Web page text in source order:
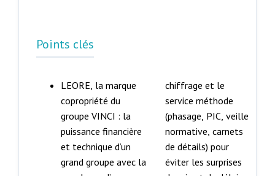
Points clés
LEORE, la marque
copropriété du
groupe VINCI : la
puissance financière
et technique d’un
grand groupe avec la
chiffrage et le
service méthode
(phasage, PIC, veille
normative, carnets
de détails) pour
éviter les surprises